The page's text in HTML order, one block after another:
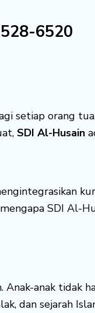
6520
setiap orang
SDI Al-Husain
SDI Al-
anak tidak
dan sejarah